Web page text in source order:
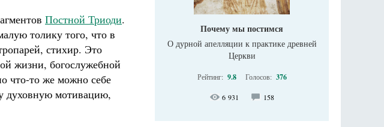
Постной Триоди.
толику того, что в
стихир. Это
жизни, богослужебной
что-то же можно себе
духовную мотивацию,
Почему мы постимся
О дурной апелляции к практике древней
Церкви
Рейтинг: 9.8 Голосов: 376
6 931 158